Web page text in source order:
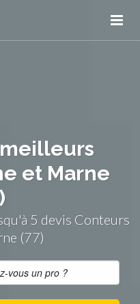
et Marne
5 devis Conteurs
(77)